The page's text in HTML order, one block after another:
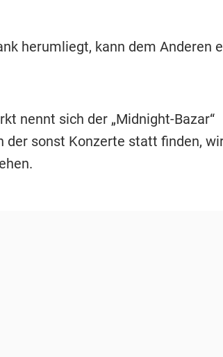
herumliegt, kann dem Anderen
nennt sich der „Midnight-Bazar“
der sonst Konzerte statt finden,